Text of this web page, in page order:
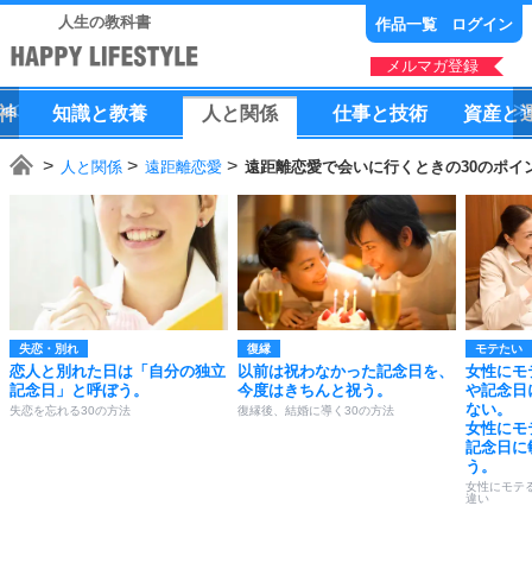
人生の教科書 作品一覧 ログイン
メルマガ登録
知識と教養 人 と 関係 仕事と技術 資産と
人と関係 遠距離恋愛 遠距離恋愛で会いに行くときの30のポイ
失恋・別れ
恋人と別れた日は「自分の独立
記念日」と呼ぼう。
失恋を忘れる30の方法
復縁
以前は祝わなかった記念日を、
今度はきちんと祝う。
復縁後、結婚に導く30の方法
モテたい
女性にモ
や記念日
ない。
女性にモ
記念日に
う。
女性にモテ
違い